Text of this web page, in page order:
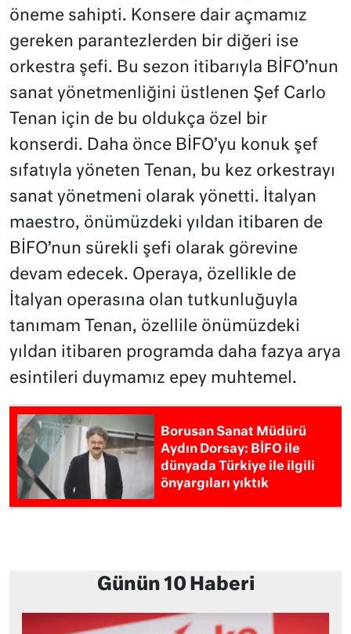
öneme sahipti. Konsere dair açmamız
gereken parantezlerden bir diğeri ise
orkestra şefi. Bu sezon itibarıyla BİFO’nun
sanat yönetmenliğini üstlenen Şef Carlo
Tenan için de bu oldukça özel bir
konserdi. Daha önce BİFO’yu konuk şef
sıfatıyla yöneten Tenan, bu kez orkestrayı
sanat yönetmeni olarak yönetti. İtalyan
maestro, önümüzdeki yıldan itibaren de
BİFO’nun sürekli şefi olarak görevine
devam edecek. Operaya, özellikle de
İtalyan operasına olan tutkunluğuyla
tanımam Tenan, özellile önümüzdeki
yıldan itibaren programda daha fazya arya
esintileri duymamız epey muhtemel.
Borusan Sanat Müdürü
Aydın Dorsay: BİFO ile
dünyada Türkiye ile ilgili
önyargıları yıktık
Günün 10 Haberi